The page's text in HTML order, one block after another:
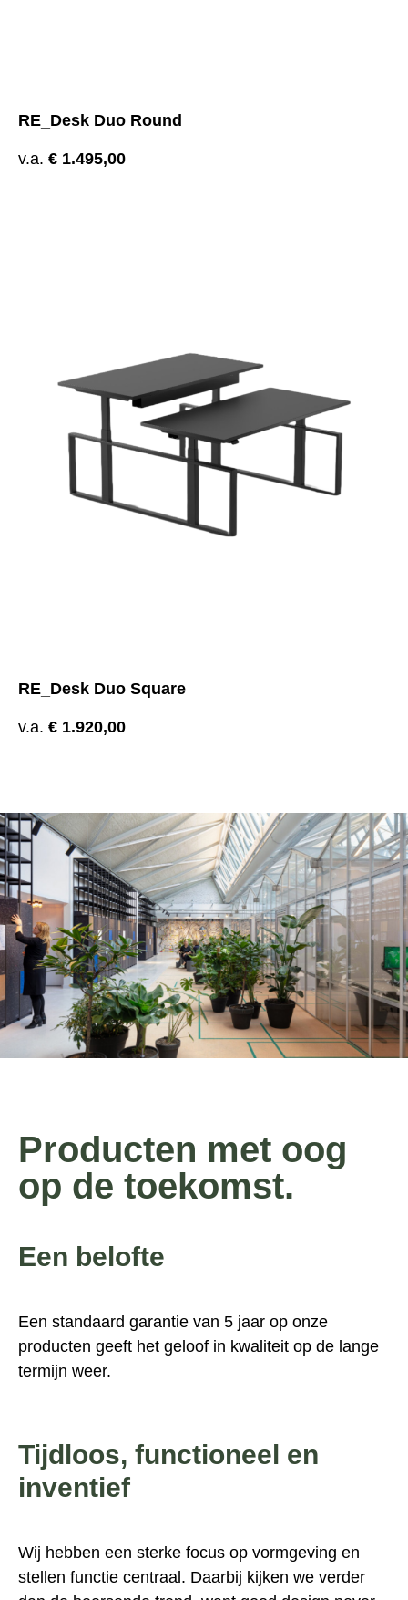
RE_Desk Duo Round
v.a. € 1.495,00
RE_Desk Duo Square
v.a. € 1.920,00
Producten met oog
op de toekomst.
Een belofte
Een standaard garantie van 5 jaar op onze
producten geeft het geloof in kwaliteit op de lange
termijn weer.
Tijdloos, functioneel en
inventief
Wij hebben een sterke focus op vormgeving en
stellen functie centraal. Daarbij kijken we verder